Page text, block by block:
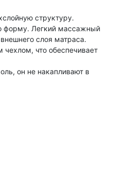
структуру.
форму. Легкий массажный
слоя матраса.
что обеспечивает
он не накапливают в